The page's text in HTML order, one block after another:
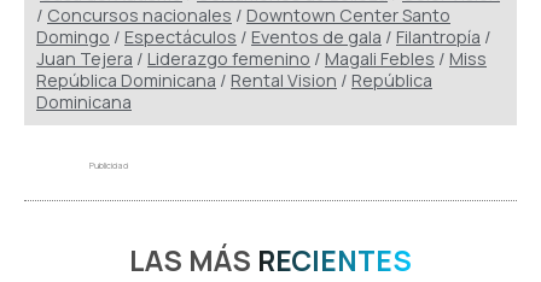
/ Concursos nacionales / Downtown Center Santo
Domingo / Espectáculos / Eventos de gala / Filantropía /
Juan Tejera / Liderazgo femenino / Magali Febles / Miss
República Dominicana / Rental Vision / República
Dominicana
Publicidad
LAS MÁS RECIENTES